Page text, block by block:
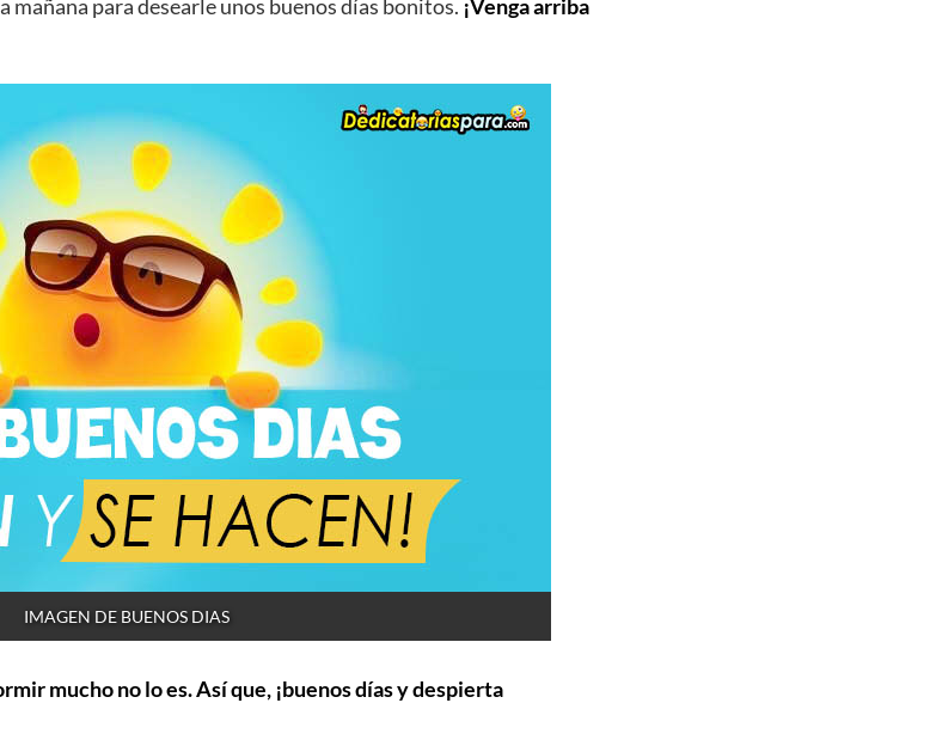
mañana para desearle unos buenos días bonitos. ¡Venga arriba
IMAGEN DE BUENOS DIAS
mucho no lo es. Así que, ¡buenos días y despierta